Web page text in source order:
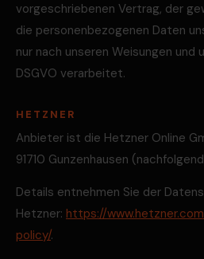
vorgeschriebenen Vertrag, der
die personenbezogenen Daten
nur nach unseren Weisungen und
DSGVO verarbeitet.
HETZNER
Anbieter ist die Hetzner Online
91710 Gunzenhausen
Details entnehmen Sie der
Hetzner: https://
policy/.